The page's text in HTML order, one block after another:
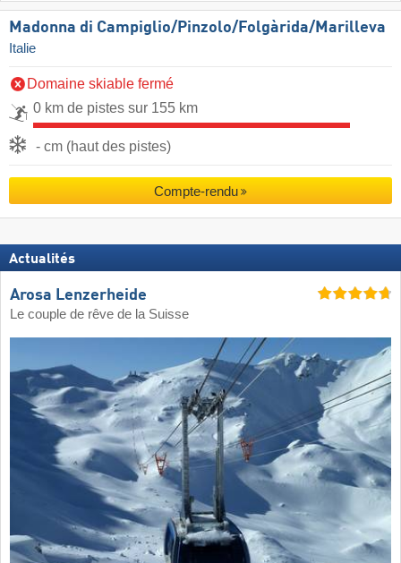
Madonna di Campiglio/​Pinzolo/​Folgàrida/​Marilleva
Italie
Domaine skiable fermé
0 km de pistes sur 155 km
- cm (haut des pistes)
Compte-rendu
Actualités
Arosa Lenzerheide
Le couple de rêve de la Suisse